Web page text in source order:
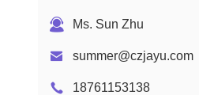
Ms. Sun Zhu
summer@czjayu.com
18761153138